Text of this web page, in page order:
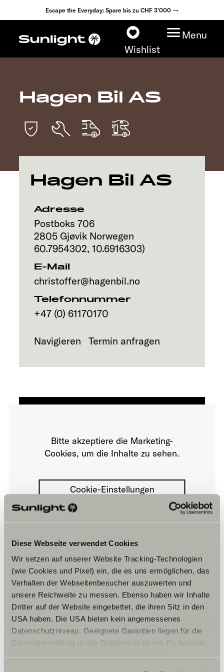
Diese Webseite verwendet Cookies
Wir setzen auf unserer Website Tracking-Technologien
(wie Cookies und Pixel) ein, die es uns ermöglichen, das
Verhalten der Webseitenbesucher auszuwerten und
unsere Reichweite zu messen. Ebenso haben wir Inhalte
Dritter auf der Website eingebettet, die ihren Sitz in den
USA haben. Die USA bieten kein angemessenes
Datenschutzniveau. Geeignete Garantien liegen für die
Datenübermittlung in das Drittland nicht vor. Es besteht
Escape the Everyday: Spare bis zu CHF 3'000 →
Wishlist
Menu
Modelle
Konfigurator
Fahrzeugfinder
Händlersuche
Explore
Service
Hagen Bil AS
Hagen Bil AS
Adresse
Postboks 706
2805 Gjøvik Norwegen
60.7954302, 10.6916303)
E-Mail
christoffer@hagenbil.no
Telefonnummer
+47 (0) 61170170
Navigieren Termin anfragen
Öffnungszeiten
Deres firmas åpningstider
Åpningstider
Man-fre 08.00 – 17.00
Torsdag 08.00 – 18.00
Lørdag 10.00 – 14.00
Deres verksteds åpningstider
Bitte akzeptiere die Marketing-
Cookies, um die Inhalte zu sehen.
Cookie-Einstellungen